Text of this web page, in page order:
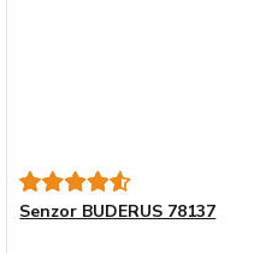
Senzor BUDERUS 78137